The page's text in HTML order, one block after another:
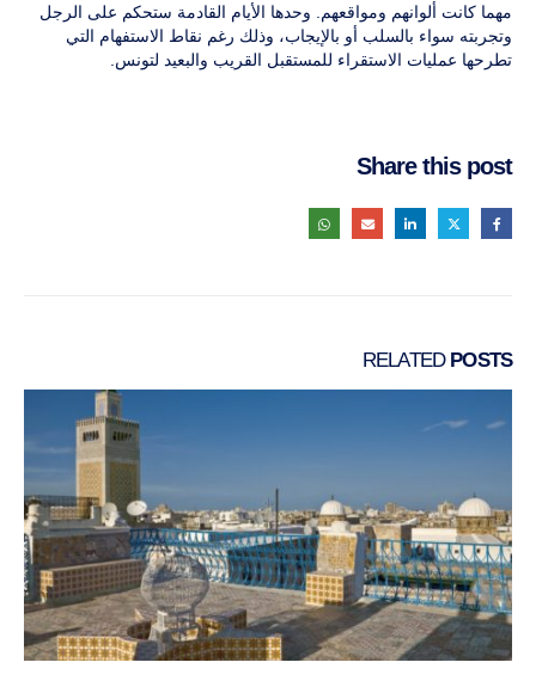
مهما كانت ألوانهم ومواقعهم. وحدها الأيام القادمة ستحكم على الرجل
وتجربته سواء بالسلب أو بالإيجاب، وذلك رغم نقاط الاستفهام التي
تطرحها عمليات الاستقراء للمستقبل القريب والبعيد لتونس.
Share this post
RELATED POSTS